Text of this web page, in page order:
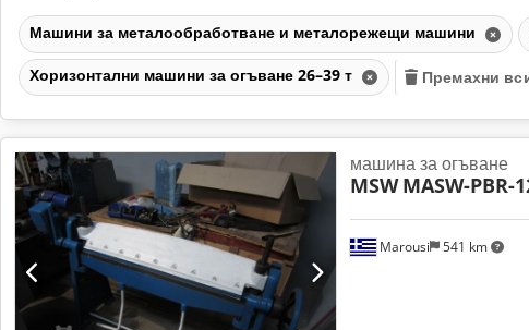
Машини за металообработване и металорежещи машини
Хоризонтални машини за огъване 26–39 т Премахни
Marousi 541 km
машина за огъване
MSW MASW-PBR-